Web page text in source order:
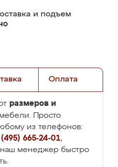
и подъем
Оплата
размеров и
Просто
из телефонов:
665-24-01,
менеджер быстро